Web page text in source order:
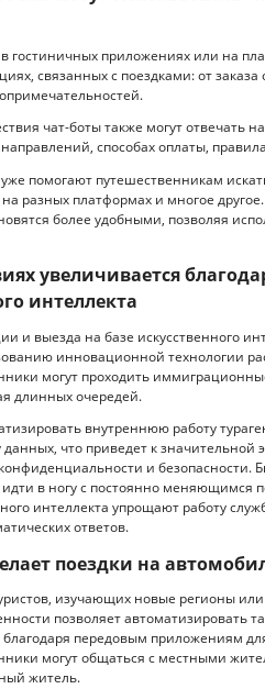
гостиничных приложениях или на
связанных с поездками: от
чат-боты также могут отвечать
способах оплаты,
помогают путешественникам
разных платформах и многое
более удобными, позволяя
увеличивается
интеллекта
и выезда на базе искусственного
инновационной технологии
могут проходить
длинных очередей.
внутреннюю работу
данных, что приведет к
и
в ногу с постоянно меняющимся
интеллекта упрощают работу
ответов.
поездки на
изучающих новые регионы
позволяет автоматизировать
передовым приложениям
могут общаться с местными
житель.